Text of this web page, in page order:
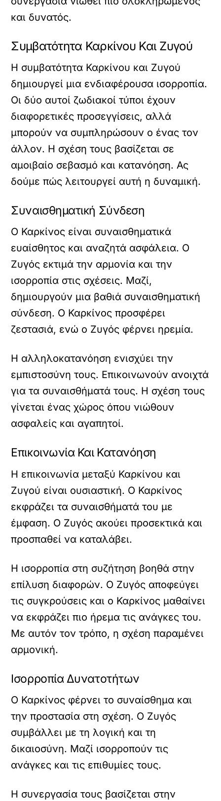
και δυνατός.
Συμβατότητα Καρκίνου Και Ζυγού
Η συμβατότητα Καρκίνου και Ζυγού
δημιουργεί μια ενδιαφέρουσα ισορροπία.
Οι δύο αυτοί ζωδιακοί τύποι έχουν
διαφορετικές προσεγγίσεις, αλλά
μπορούν να συμπληρώσουν ο ένας τον
άλλον. Η σχέση τους βασίζεται σε
αμοιβαίο σεβασμό και κατανόηση. Ας
δούμε πώς λειτουργεί αυτή η δυναμική.
Συναισθηματική Σύνδεση
Ο Καρκίνος είναι συναισθηματικά
ευαίσθητος και αναζητά ασφάλεια. Ο
Ζυγός εκτιμά την αρμονία και την
ισορροπία στις σχέσεις. Μαζί,
δημιουργούν μια βαθιά συναισθηματική
σύνδεση. Ο Καρκίνος προσφέρει
ζεστασιά, ενώ ο Ζυγός φέρνει ηρεμία.
Η αλληλοκατανόηση ενισχύει την
εμπιστοσύνη τους. Επικοινωνούν ανοιχτά
για τα συναισθήματά τους. Η σχέση τους
γίνεται ένας χώρος όπου νιώθουν
ασφαλείς και αγαπητοί.
Επικοινωνία Και Κατανόηση
Η επικοινωνία μεταξύ Καρκίνου και
Ζυγού είναι ουσιαστική. Ο Καρκίνος
εκφράζει τα συναισθήματά του με
έμφαση. Ο Ζυγός ακούει προσεκτικά και
προσπαθεί να καταλάβει.
Η ισορροπία στη συζήτηση βοηθά στην
επίλυση διαφορών. Ο Ζυγός αποφεύγει
τις συγκρούσεις και ο Καρκίνος μαθαίνει
να εκφράζει πιο ήρεμα τις ανάγκες του.
Με αυτόν τον τρόπο, η σχέση παραμένει
αρμονική.
Ισορροπία Δυνατοτήτων
Ο Καρκίνος φέρνει το συναίσθημα και
την προστασία στη σχέση. Ο Ζυγός
συμβάλλει με τη λογική και τη
δικαιοσύνη. Μαζί ισορροπούν τις
ανάγκες και τις επιθυμίες τους.
Η συνεργασία τους βασίζεται στην